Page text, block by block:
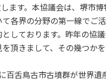
ます。本協議会は、堺市
各界の分野の第一線でご
しております。昨年の協
頂きまして、その幾つか
百舌鳥古市古墳群が世界